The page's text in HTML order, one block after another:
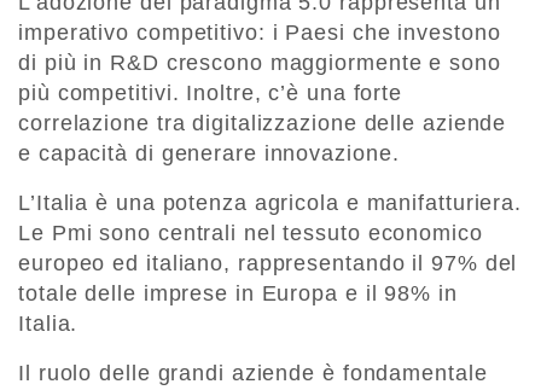
imperativo competitivo: i Paesi che investono
di più in R&D crescono maggiormente e sono
più competitivi. Inoltre, c’è una forte
correlazione tra digitalizzazione delle aziende
e capacità di generare innovazione.
L’Italia è una potenza agricola e manifatturiera.
Le Pmi sono centrali nel tessuto economico
europeo ed italiano, rappresentando il 97% del
totale delle imprese in Europa e il 98% in
Italia.
Il ruolo delle grandi aziende è fondamentale